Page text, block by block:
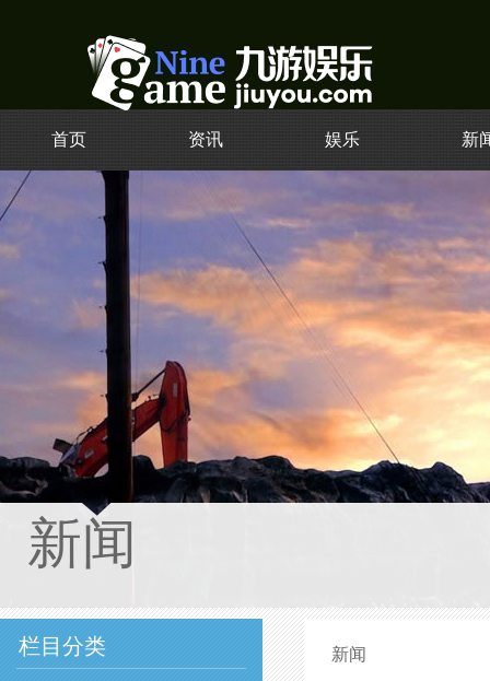
首页 资讯 娱乐 新
新闻
栏目分类 新闻